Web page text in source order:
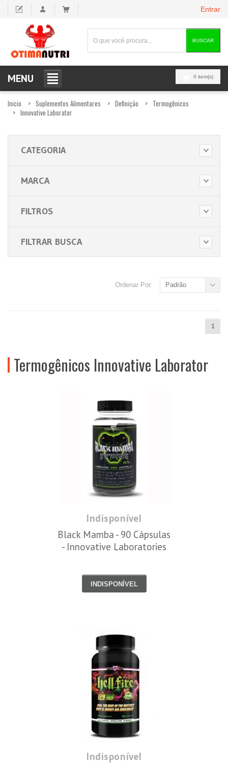
Entrar
BUSCAR
0 item(s)
MENU
Inicio Suplementos Alimentares Definição
Termogênicos
Innovative Laborator
CATEGORIA
MARCA
FILTROS
FILTRAR BUSCA
Ordenar Por: Padrão
1
Termogênicos Innovative Laborator
Indisponível
Black Mamba - 90 Cápsulas
- Innovative Laboratories
INDISPONÍVEL
Indisponível